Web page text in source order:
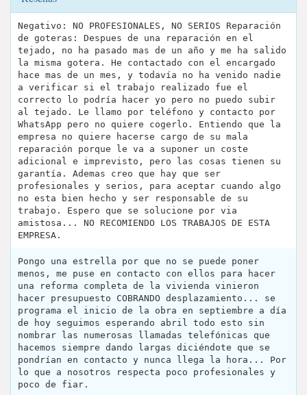
Negativo: NO PROFESIONALES, NO SERIOS Reparación
de goteras: Despues de una reparación en el
tejado, no ha pasado mas de un año y me ha salido
la misma gotera. He contactado con el encargado
hace mas de un mes, y todavía no ha venido nadie
a verificar si el trabajo realizado fue el
correcto lo podría hacer yo pero no puedo subir
al tejado. Le llamo por teléfono y contacto por
WhatsApp pero no quiere cogerlo. Entiendo que la
empresa no quiere hacerse cargo de su mala
reparación porque le va a suponer un coste
adicional e imprevisto, pero las cosas tienen su
garantía. Ademas creo que hay que ser
profesionales y serios, para aceptar cuando algo
no esta bien hecho y ser responsable de su
trabajo. Espero que se solucione por via
amistosa... NO RECOMIENDO LOS TRABAJOS DE ESTA
EMPRESA.
Pongo una estrella por que no se puede poner
menos, me puse en contacto con ellos para hacer
una reforma completa de la vivienda vinieron
hacer presupuesto COBRANDO desplazamiento... se
programa el inicio de la obra en septiembre a día
de hoy seguimos esperando abril todo esto sin
nombrar las numerosas llamadas telefónicas que
hacemos siempre dando largas diciéndote que se
pondrían en contacto y nunca llega la hora... Por
lo que a nosotros respecta poco profesionales y
poco de fiar.